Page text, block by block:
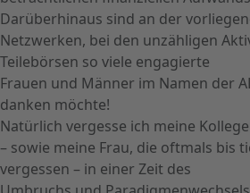
Darüberhinaus sind an der
Netzwerken, bei den unzähligen
Teilebörsen so viele engagierte
Frauen und Männer im Namen der
danken möchte!
Natürlich vergesse ich meine
– sowie meine Frau, die oftmals bis
vergessen – in einer Zeit des